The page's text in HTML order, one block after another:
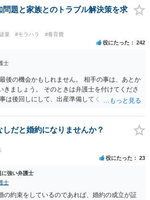
問題と家族とのトラブル解決策を求
棄 #モラハラ #養育費
役にたった 242
士
後の機会かもしれません。 相手の事は、あとか
きましょう。 そのときは弁護士を付けてくださ
は後回しにして、出産準備してください。
しだと婚約になりませんか？
役にたった 23
強い弁護士
士
の約束をしているのであれば、婚約の成立が証